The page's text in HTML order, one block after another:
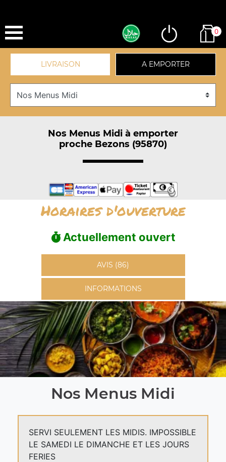
0
LIVRAISON A EMPORTER
Nos Menus Midi à emporter
proche Bezons (95870)
Horaires d'ouverture
Actuellement ouvert
AVIS (86)
INFORMATIONS
Nos Menus Midi
SERVI SEULEMENT LES MIDIS. IMPOSSIBLE
LE SAMEDI LE DIMANCHE ET LES JOURS
FERIES